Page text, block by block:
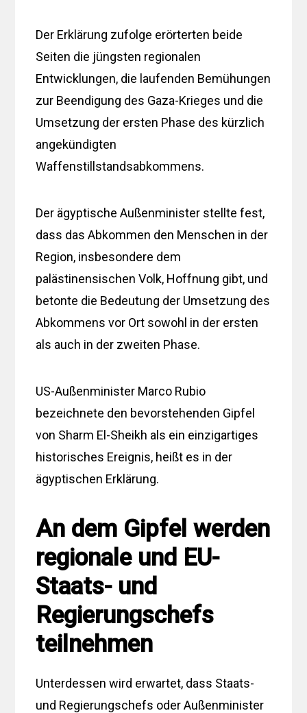
Der Erklärung zufolge erörterten beide
Seiten die jüngsten regionalen
Entwicklungen, die laufenden Bemühungen
zur Beendigung des Gaza-Krieges und die
Umsetzung der ersten Phase des kürzlich
angekündigten
Waffenstillstandsabkommens.
Der ägyptische Außenminister stellte fest,
dass das Abkommen den Menschen in der
Region, insbesondere dem
palästinensischen Volk, Hoffnung gibt, und
betonte die Bedeutung der Umsetzung des
Abkommens vor Ort sowohl in der ersten
als auch in der zweiten Phase.
US-Außenminister Marco Rubio
bezeichnete den bevorstehenden Gipfel
von Sharm El-Sheikh als ein einzigartiges
historisches Ereignis, heißt es in der
ägyptischen Erklärung.
An dem Gipfel werden
regionale und EU-
Staats- und
Regierungschefs
teilnehmen
Unterdessen wird erwartet, dass Staats-
und Regierungschefs oder Außenminister